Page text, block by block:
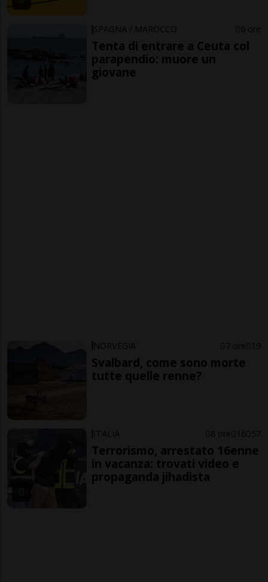
SPAGNA / MAROCCO 6 ore
Tenta di entrare a Ceuta col
parapendio: muore un
giovane
NORVEGIA 7 ore 19
Svalbard, come sono morte
tutte quelle renne?
ITALIA 8 ore 16 57
Terrorismo, arrestato 16enne
in vacanza: trovati video e
propaganda jihadista